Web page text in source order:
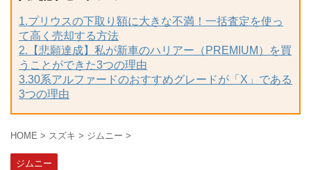
1.プリウスの下取り額に大きな不満！一括査定を使っ
て高く売却する方法
2.【悲願達成】私が新車のハリアー（PREMIUM）を買
うことができた3つの理由
3.30系アルファードのおすすめグレードが「X」である
3つの理由
HOME > スズキ > ジムニー >
ジムニー